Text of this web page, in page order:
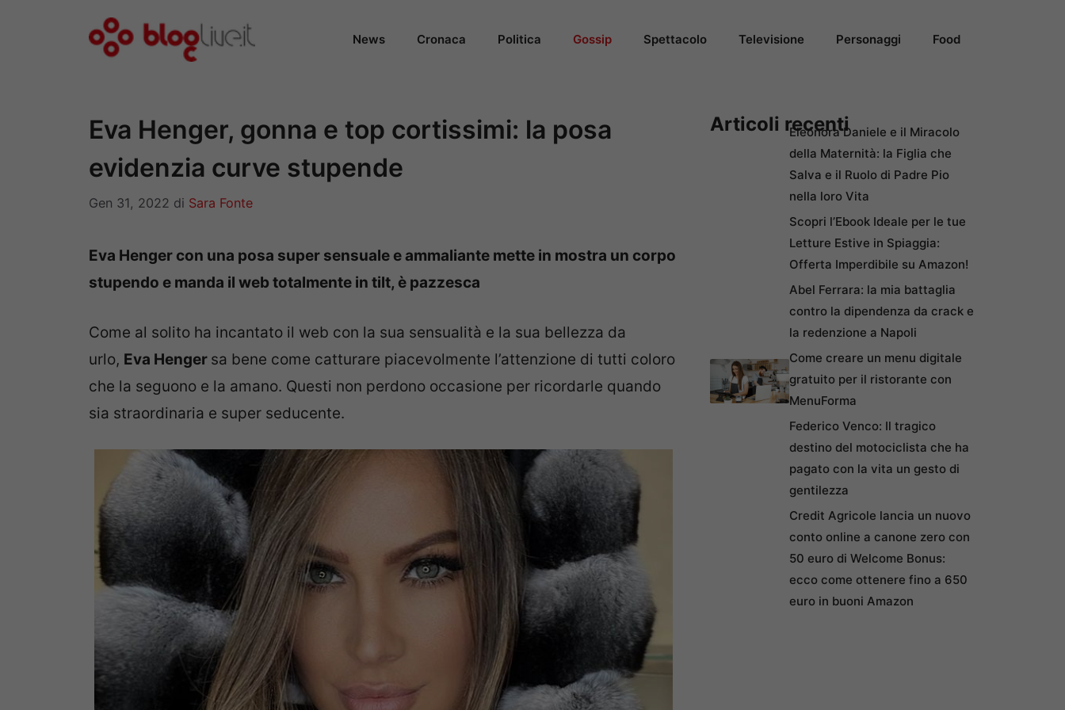
News Cronaca Politica Gossip Spettacolo Televisione Personaggi Food
Eva Henger, gonna e top cortissimi: la posa
evidenzia curve stupende
Gen 31, 2022 di Sara Fonte
Eva Henger con una posa super sensuale e ammaliante mette in mostra un corpo
stupendo e manda il web totalmente in tilt, è pazzesca
Come al solito ha incantato il web con la sua sensualità e la sua bellezza da
urlo, Eva Henger sa bene come catturare piacevolmente l’attenzione di tutti coloro
che la seguono e la amano. Questi non perdono occasione per ricordarle quando
sia straordinaria e super seducente.
Articoli recentiEleonora Daniele e il Miracolo
della Maternità: la Figlia che
Salva e il Ruolo di Padre Pio
nella loro Vita
Scopri l’Ebook Ideale per le tue
Letture Estive in Spiaggia:
Offerta Imperdibile su Amazon!
Abel Ferrara: la mia battaglia
contro la dipendenza da crack e
la redenzione a Napoli
Come creare un menu digitale
gratuito per il ristorante con
MenuForma
Federico Venco: Il tragico
destino del motociclista che ha
pagato con la vita un gesto di
gentilezza
Credit Agricole lancia un nuovo
conto online a canone zero con
50 euro di Welcome Bonus:
ecco come ottenere fino a 650
euro in buoni Amazon